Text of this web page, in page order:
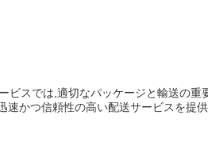
ビスでは,適切なパッケージと輸送の
速かつ信頼性の高い配送サービスを提